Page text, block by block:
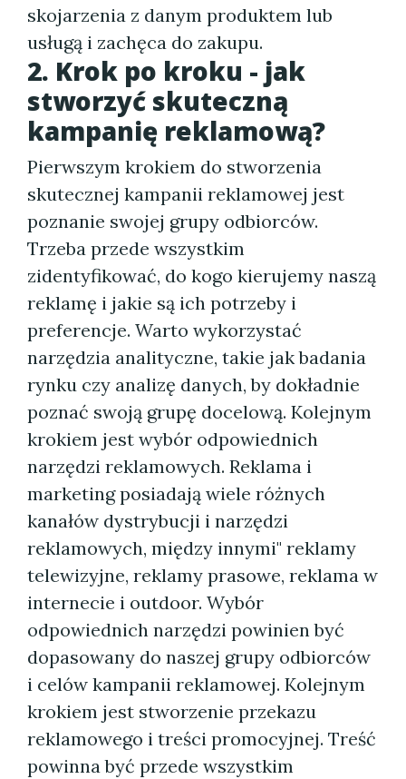
skojarzenia z danym produktem lub
usługą i zachęca do zakupu.
2. Krok po kroku - jak
stworzyć skuteczną
kampanię reklamową?
Pierwszym krokiem do stworzenia
skutecznej kampanii reklamowej jest
poznanie swojej grupy odbiorców.
Trzeba przede wszystkim
zidentyfikować, do kogo kierujemy naszą
reklamę i jakie są ich potrzeby i
preferencje. Warto wykorzystać
narzędzia analityczne, takie jak badania
rynku czy analizę danych, by dokładnie
poznać swoją grupę docelową. Kolejnym
krokiem jest wybór odpowiednich
narzędzi reklamowych. Reklama i
marketing posiadają wiele różnych
kanałów dystrybucji i narzędzi
reklamowych, między innymi" reklamy
telewizyjne, reklamy prasowe, reklama w
internecie i outdoor. Wybór
odpowiednich narzędzi powinien być
dopasowany do naszej grupy odbiorców
i celów kampanii reklamowej. Kolejnym
krokiem jest stworzenie przekazu
reklamowego i treści promocyjnej. Treść
powinna być przede wszystkim